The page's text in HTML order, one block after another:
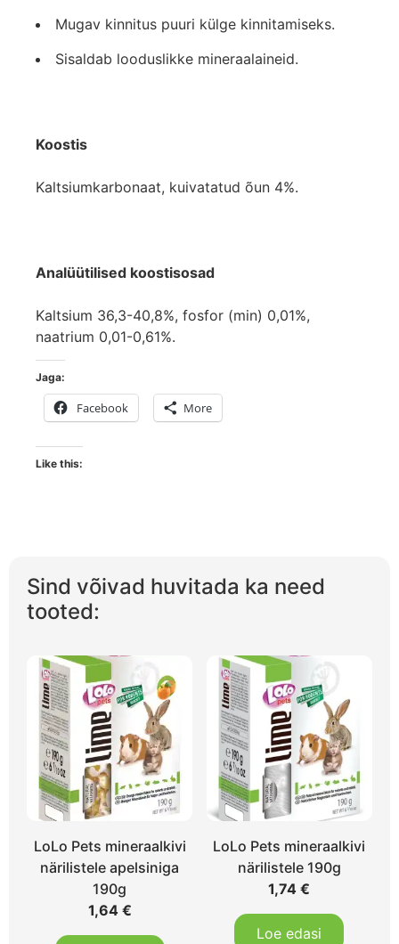
Mugav kinnitus puuri külge kinnitamiseks.
Sisaldab looduslikke mineraalaineid.
Koostis
Kaltsiumkarbonaat, kuivatatud õun 4%.
Analüütilised koostisosad
Kaltsium 36,3-40,8%, fosfor (min) 0,01%,
naatrium 0,01-0,61%.
Jaga:
Facebook More
Like this:
Sind võivad huvitada ka need
tooted:
LoLo Pets mineraalkivi
närilistele apelsiniga
190g
1,64 €
LoLo Pets mineraalkivi
närilistele 190g
1,74€
Loe edasi